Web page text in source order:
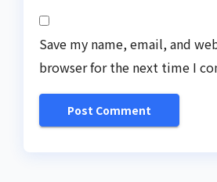
Save my name, email, and
browser for the next time I